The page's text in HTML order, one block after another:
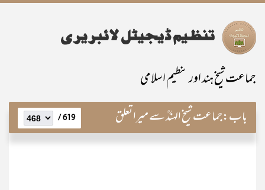
جماعت شیخ ہند اور تنظیم اسلامی
باب:جماعت شیخ الہندؒ سے میرا تعلق 619 /